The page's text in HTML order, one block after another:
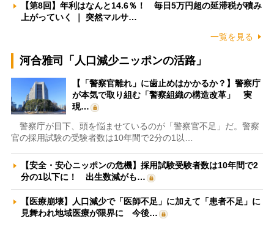
【第8回】年利はなんと14.6％！ 毎日5万円超の延滞税が積み
上がっていく ｜ 突然マルサ…
一覧を見る
河合雅司「人口減少ニッポンの活路」
【「警察官離れ」に歯止めはかかるか？】警察庁
が本気で取り組む「警察組織の構造改革」 実
現…
警察庁が目下、頭を悩ませているのが「警察官不足」だ。警察
官の採用試験の受験者数は10年間で2分の1以…
【安全・安心ニッポンの危機】採用試験受験者数は10年間で2
分の1以下に！ 出生数減がも…
【医療崩壊】人口減少で「医師不足」に加えて「患者不足」に
見舞われ地域医療が限界に 今後…